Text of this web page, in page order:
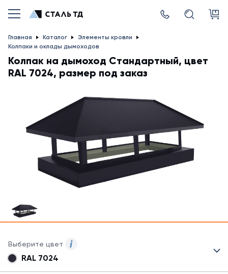
Главная Каталог
Элементы кровли
Колпаки и оклады дымоходов
Колпак на дымоход Стандартный, цвет
RAL 7024, размер под заказ
Выберите цвет
данного
RAL 7024